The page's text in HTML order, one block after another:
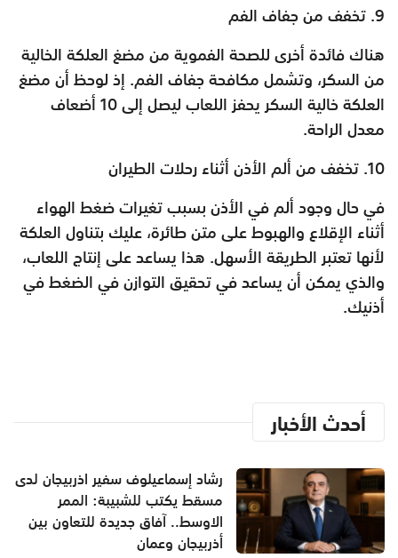
9. تخفف من جفاف الفم
هناك فائدة أخرى للصحة الفموية من مضغ العلكة الخالية
من السكر، وتشمل مكافحة جفاف الفم. إذ لوحظ أن مضغ
العلكة خالية السكر يحفز اللعاب ليصل إلى 10 أضعاف
معدل الراحة.
10. تخفف من ألم الأذن أثناء رحلات الطيران
في حال وجود ألم في الأذن بسبب تغيرات ضغط الهواء
أثناء الإقلاع والهبوط على متن طائرة، عليك بتناول العلكة
لأنها تعتبر الطريقة الأسهل. هذا يساعد على إنتاج اللعاب،
والذي يمكن أن يساعد في تحقيق التوازن في الضغط في
أذنيك.
أحدث الأخبار
رشاد إسماعيلوف سفير اذربيجان لدى
مسقط يكتب للشبيبة: الممر
الاوسط.. آفاق جديدة للتعاون بين
أذربيجان وعمان